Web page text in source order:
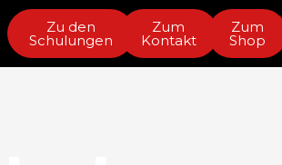
Zu den
Schulungen
Zum
Kontakt
Zum
Shop